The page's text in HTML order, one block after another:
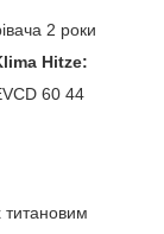
2 роки
Hitze:
60 44
титановим